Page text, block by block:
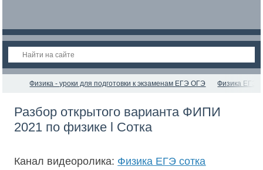
Физика - уроки для подготовки к экзаменам ЕГЭ ОГЭ Физика ЕГЭ
Разбор открытого варианта ФИПИ
2021 по физике l Сотка
Канал видеоролика: Физика ЕГЭ сотка